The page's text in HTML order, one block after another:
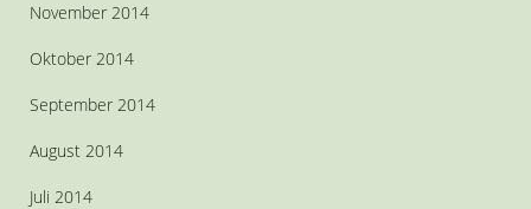
November 2014
Oktober 2014
September 2014
August 2014
Juli 2014